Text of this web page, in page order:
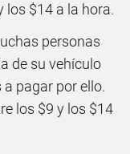
los $14 a la hora.
personas
de su vehículo
pagar por ello.
los $9 y los $14